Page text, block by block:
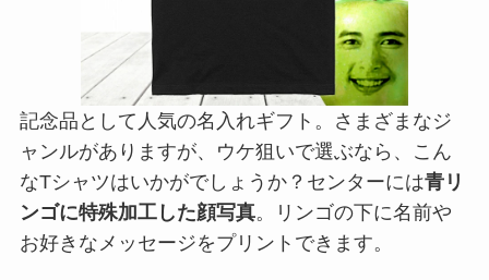
記念品として人気の名入れギフト。さまざまなジ
ャンルがありますが、ウケ狙いで選ぶなら、こん
なTシャツはいかがでしょうか？センターには青リ
ンゴに特殊加工した顔写真。リンゴの下に名前や
お好きなメッセージをプリントできます。